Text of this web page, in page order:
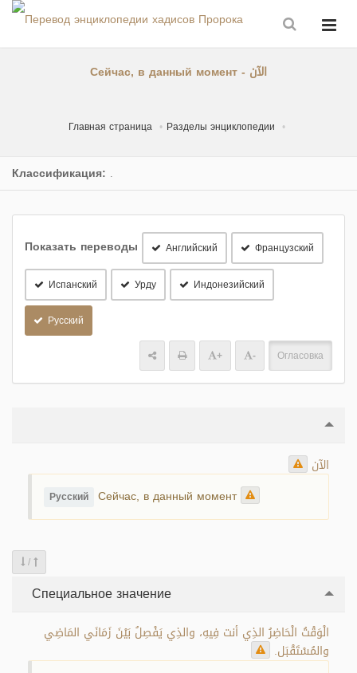
Сейчас, в данный момент - الآن
Главная страница Разделы энциклопедии
Классификация:
Показать переводы Английский Французский
Испанский Урду Индонезийский
Русский
+
- Огласовка
الآن
Русский Сейчас, в данный момент
/
Специальное значение
الْوَقْتُ الْحَاضِرُ الذِي أنت فِيهِ، والذِي يَفْصِلُ بَيْنَ زَمَانَي المَاضِي
والمُسْتَقْبَل.